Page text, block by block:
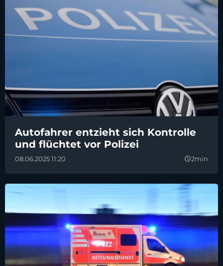
Autofahrer entzieht sich Kontrolle
und flüchtet vor Polizei
08.06.2025 11:20 query_builder2min